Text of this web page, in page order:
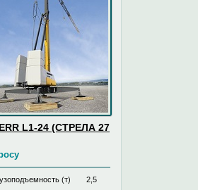
L1-24 (СТРЕЛА 27
(т) 2,5